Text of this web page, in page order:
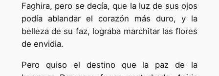
Faghira, pero se decía, que la luz de sus ojos
podía ablandar el corazón más duro, y la
belleza de su faz, lograba marchitar las flores
de envidia.
Pero quiso el destino que la paz de la